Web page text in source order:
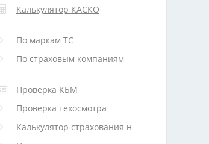
Калькулятор КАСКО
По маркам ТС
По страховым компаниям
Проверка КБМ
Проверка техосмотра
Калькулятор страхования недвижимости